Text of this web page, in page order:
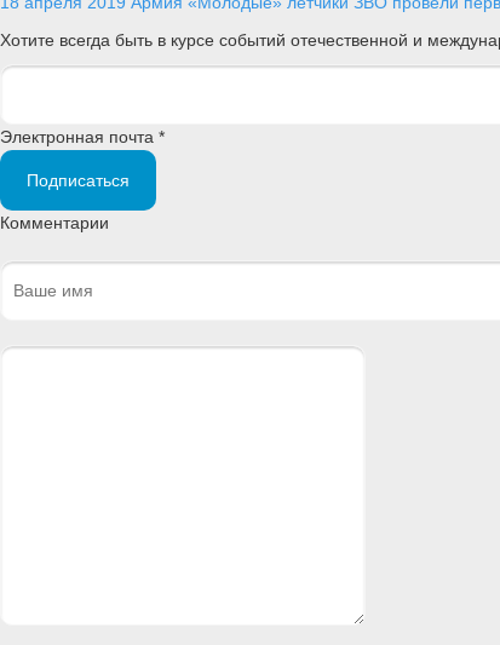
Хотите всегда быть в курсе событий отечественной и
Электронная почта *
Подписаться
Комментарии